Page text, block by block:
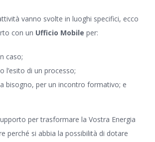
vanno svolte in luoghi specifici, ecco
con un Ufficio Mobile per:
caso;
l’esito di un processo;
bisogno, per un incontro formativo; e
per trasformare la Vostra Energia
perché si abbia la possibilità di dotare